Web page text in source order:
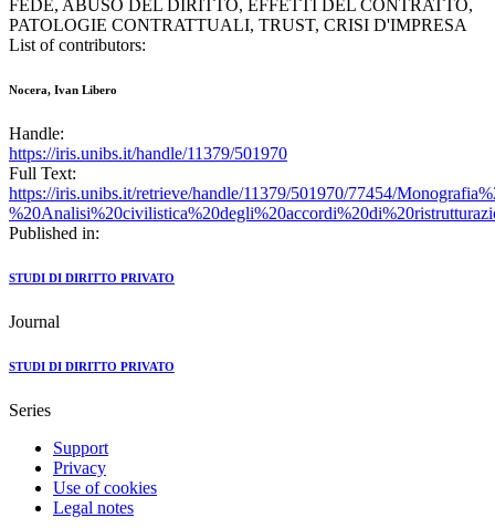
FEDE, ABUSO DEL DIRITTO, EFFETTI DEL CONTRATTO,
PATOLOGIE CONTRATTUALI, TRUST, CRISI D'IMPRESA
List of contributors:
Nocera, Ivan Libero
Handle:
https://iris.unibs.it/handle/11379/501970
Full Text:
https://iris.unibs.it/retrieve/handle/11379/501970/77454/
Published in:
STUDI DI DIRITTO PRIVATO
Journal
STUDI DI DIRITTO PRIVATO
Series
Support
Privacy
Use of cookies
Legal notes